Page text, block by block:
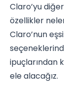
Claro’yu
özellikler
Claro’nun
ipuçlarından
ele alacağız.